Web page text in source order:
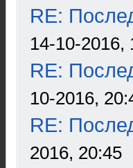
RE:
14-10-2016,
RE:
10-2016,
RE:
2016, 20:45